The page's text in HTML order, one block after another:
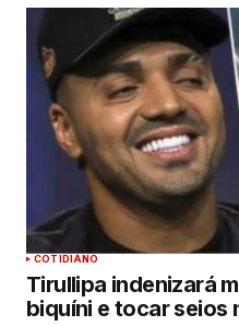
COTIDIANO
Tirullipa indenizará
biquíni e tocar seios